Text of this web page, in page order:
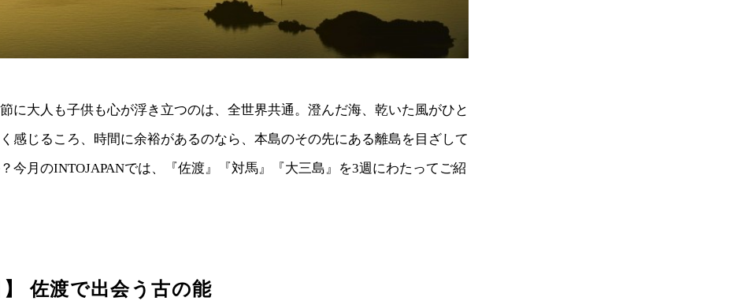
に大人も子供も心が浮き立つのは、全世界共通。澄んだ海、乾いた風がひと
感じるころ、時間に余裕があるのなら、本島のその先にある離島を目ざして
今月のINTOJAPANでは、『佐渡』『対馬』『大三島』を3週にわたってご紹
】 佐渡で出会う古の能